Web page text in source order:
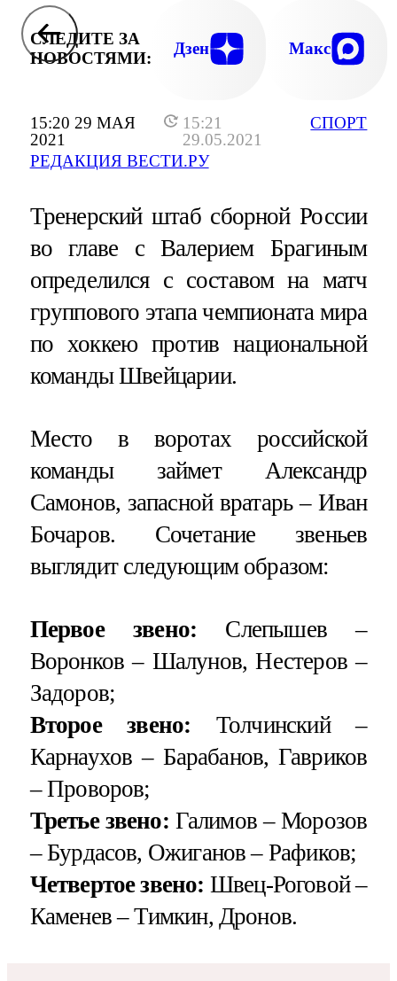
15:20 29 МАЯ
2021
15:21
29.05.2021
РЕДАКЦИЯ ВЕСТИ.РУ
СПОРТ
СЛЕДИТЕ ЗА
НОВОСТЯМИ:
Дзен Макс
Тренерский штаб сборной России
во главе с Валерием Брагиным
определился с составом на матч
группового этапа чемпионата мира
по хоккею против национальной
команды Швейцарии.
Место в воротах российской
команды займет Александр
Самонов, запасной вратарь – Иван
Бочаров. Сочетание звеньев
выглядит следующим образом:
Первое звено: Слепышев –
Воронков – Шалунов, Нестеров –
Задоров;
Второе звено: Толчинский –
Карнаухов – Барабанов, Гавриков
– Проворов;
Третье звено: Галимов – Морозов
– Бурдасов, Ожиганов – Рафиков;
Четвертое звено: Швец-Роговой –
Каменев – Тимкин, Дронов.